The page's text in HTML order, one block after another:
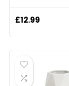
£12.99